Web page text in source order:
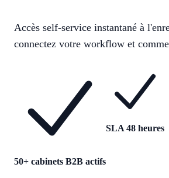
Accès self-service instantané à
connectez votre workflow et
50+ cabinets B2B actifs
SLA 48 heures